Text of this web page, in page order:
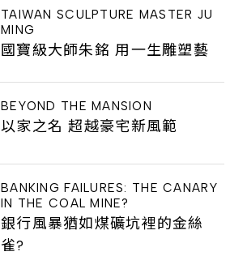
TAIWAN SCULPTURE MASTER JU
MING
國寶級大師朱銘 用一生雕塑藝
BEYOND THE MANSION
以家之名 超越豪宅新風範
BANKING FAILURES: THE CANARY
IN THE COAL MINE?
銀行風暴猶如煤礦坑裡的金絲
雀?